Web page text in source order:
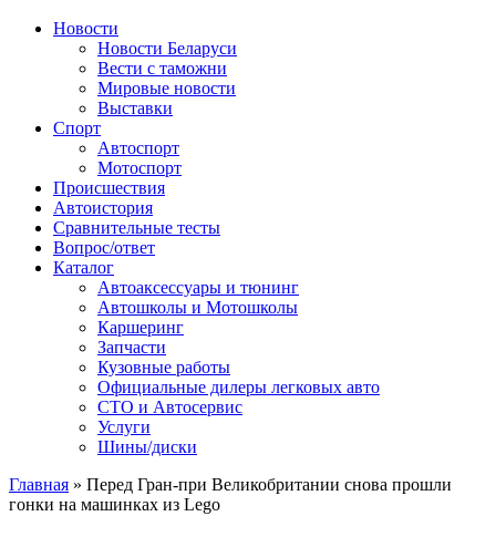
Сайт про автомобили
Новости
Новости Беларуси
Вести с таможни
Мировые новости
Выставки
Спорт
Автоспорт
Мотоспорт
Происшествия
Автоистория
Сравнительные тесты
Вопрос/ответ
Каталог
Автоакcессуары и тюнинг
Автошколы и Мотошколы
Каршеринг
Запчасти
Кузовные работы
Официальные дилеры легковых авто
СТО и Автосервис
Услуги
Шины/диски
Главная » Перед Гран-при Великобритании снова прошли
гонки на машинках из Lego